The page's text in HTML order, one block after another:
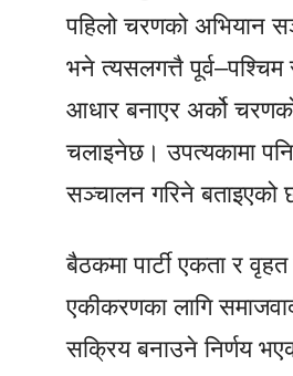
पहिलो चरणको अभियान
भने त्यसलगत्तै पूर्व–पश्चिम
आधार बनाएर अर्को
चलाइनेछ। उपत्यकामा
सञ्चालन गरिने बताइएको
बैठकमा पार्टी एकता र वृहत
एकीकरणका लागि
सक्रिय बनाउने निर्णय